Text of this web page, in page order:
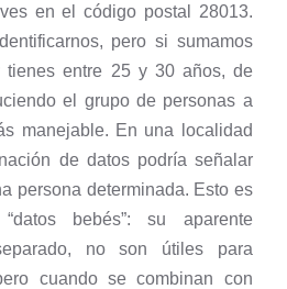
en el código postal 28013.
pero si sumamos
tienes entre 25 y 30 años, de
el grupo de personas a
manejable. En una localidad
de datos podría señalar
persona determinada. Esto es
bebés”: su aparente
no son útiles para
cuando se combinan con